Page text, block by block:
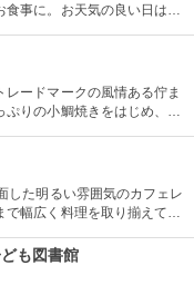
事に。お天気の良い日はテ
も訪れたいですね。
ードマークの風情ある佇ま
りの小鯛焼きをはじめ、水
でも。
した明るい雰囲気のカフェレ
幅広く料理を取り揃えてい
も図書館